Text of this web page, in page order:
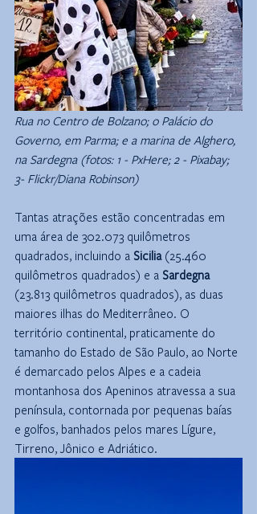
Rua no Centro de Bolzano; o Palácio do
Governo, em Parma; e a marina de Alghero,
na Sardegna (fotos: 1 - PxHere; 2 - Pixabay;
3- Flickr/Diana Robinson)
Tantas atrações estão concentradas em
uma área de 302.073 quilômetros
quadrados, incluindo a Sicilia (25.460
quilômetros quadrados) e a Sardegna
(23.813 quilômetros quadrados), as duas
maiores ilhas do Mediterrâneo. O
território continental, praticamente do
tamanho do Estado de São Paulo, ao Norte
é demarcado pelos Alpes e a cadeia
montanhosa dos Apeninos atravessa a sua
península, contornada por pequenas baías
e golfos, banhados pelos mares Lígure,
Tirreno, Jônico e Adriático.